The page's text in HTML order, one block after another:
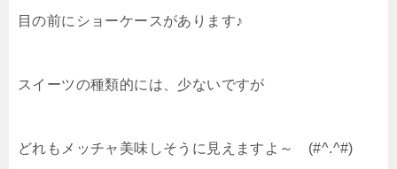
目の前にショーケースがあります♪
スイーツの種類的には、少ないですが
どれもメッチャ美味しそうに見えますよ～ (#^.^#)